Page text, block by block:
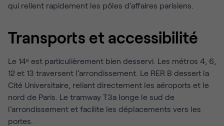
qui relient rapidement les pôles d’affaires parisiens.
Transports et accessibilité
Le 14ᵉ est particulièrement bien desservi. Les métros 4, 6,
12 et 13 traversent l’arrondissement. Le RER B dessert la
Cité Universitaire, reliant directement les aéroports et le
nord de Paris. Le tramway T3a longe le sud de
l’arrondissement et facilite les déplacements vers les
portes.